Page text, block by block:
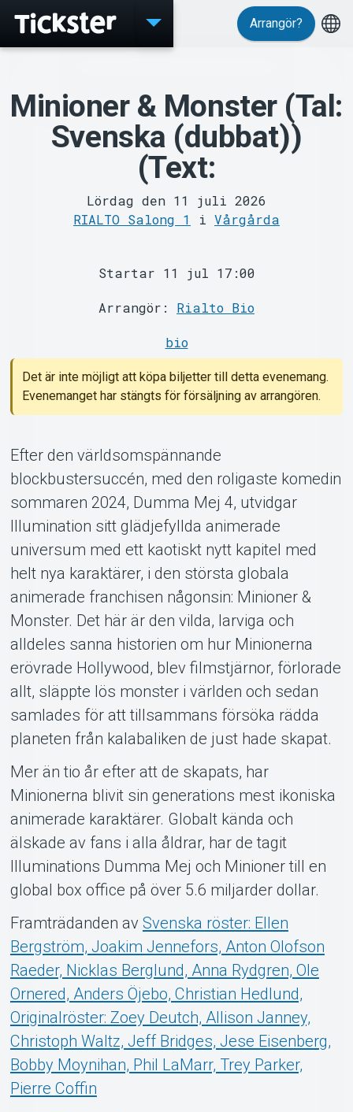
Evenemang
MyTickster
Om Tickster
Arrangör?
Minioner & Monster (Tal:
Svenska (dubbat))
(Text:
Lördag den 11 juli 2026
RIALTO Salong 1
i Vårgårda
Startar 11 jul 17:00
Arrangör: Rialto Bio
bio
Det är inte möjligt att köpa biljetter till detta evenemang.
Evenemanget har stängts för försäljning av arrangören.
Efter den världsomspännande
blockbustersuccén, med den roligaste komedin
sommaren 2024, Dumma Mej 4, utvidgar
Illumination sitt glädjefyllda animerade
universum med ett kaotiskt nytt kapitel med
helt nya karaktärer, i den största globala
animerade franchisen någonsin: Minioner &
Monster. Det här är den vilda, larviga och
alldeles sanna historien om hur Minionerna
erövrade Hollywood, blev filmstjärnor, förlorade
allt, släppte lös monster i världen och sedan
samlades för att tillsammans försöka rädda
planeten från kalabaliken de just hade skapat.
Mer än tio år efter att de skapats, har
Minionerna blivit sin generations mest ikoniska
animerade karaktärer. Globalt kända och
älskade av fans i alla åldrar, har de tagit
Illuminations Dumma Mej och Minioner till en
global box office på över 5.6 miljarder dollar.
Framträdanden av Svenska röster: Ellen
Bergström, Joakim Jennefors, Anton Olofson
Raeder, Nicklas Berglund, Anna Rydgren, Ole
Ornered, Anders Öjebo, Christian Hedlund,
Originalröster: Zoey Deutch, Allison Janney,
Christoph Waltz, Jeff Bridges, Jese Eisenberg,
Bobby Moynihan, Phil LaMarr, Trey Parker,
Pierre Coffin